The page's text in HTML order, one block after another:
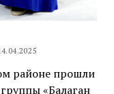
районе прошли
«Балаган